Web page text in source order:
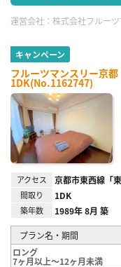
運営会社： 株式会社フルー
キャンペーン
フルーツマンスリー京
1DK(No.1162747)
アクセス 京都市東西線「
間取り 1DK
築年数 1989年 8月 築
プラン名・期間
ロング
7ヶ月以上～12ヶ月未満